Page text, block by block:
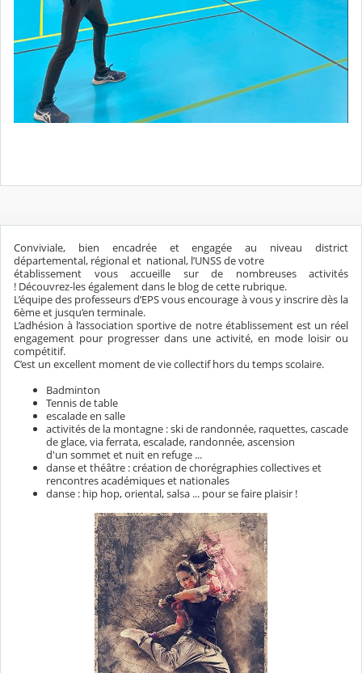
Conviviale, bien encadrée et engagée au niveau district
départemental, régional et national, l’UNSS de votre
établissement vous accueille sur de nombreuses activités
! Découvrez-les également dans le blog de cette rubrique.
L’équipe des professeurs d’EPS vous encourage à vous y inscrire dès la
6ème et jusqu’en terminale.
L’adhésion à l’association sportive de notre établissement est un réel
engagement pour progresser dans une activité, en mode loisir ou
compétitif.
C’est un excellent moment de vie collectif hors du temps scolaire.
Badminton
Tennis de table
escalade en salle
activités de la montagne : ski de randonnée, raquettes, cascade
de glace, via ferrata, escalade, randonnée, ascension
d'un sommet et nuit en refuge ...
danse et théâtre : création de chorégraphies collectives et
rencontres académiques et nationales
danse : hip hop, oriental, salsa ... pour se faire plaisir !